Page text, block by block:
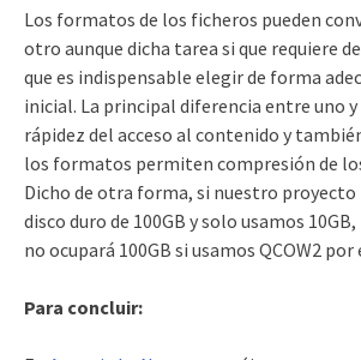
Los formatos de los ficheros pueden
otro aunque dicha tarea si que requiere
que es indispensable elegir de forma
inicial. La principal diferencia entre uno
rápidez del acceso al contenido y
los formatos permiten compresión de
Dicho de otra forma, si nuestro proyecto
disco duro de 100GB y solo usamos
no ocupará 100GB si usamos QCOW2
Para concluir: